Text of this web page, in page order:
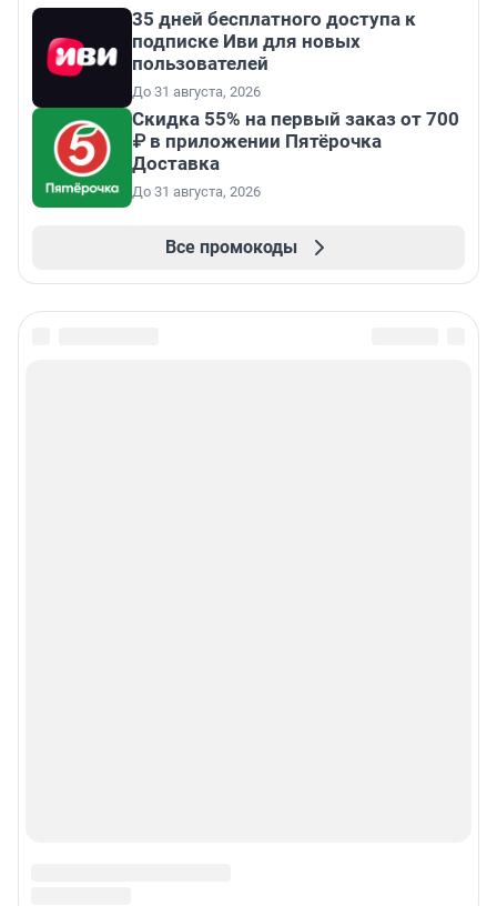
35 дней бесплатного доступа к
подписке Иви для новых
пользователей
До 31 августа, 2026
Скидка 55% на первый заказ от 700
₽ в приложении Пятёрочка
Доставка
До 31 августа, 2026
Все промокоды